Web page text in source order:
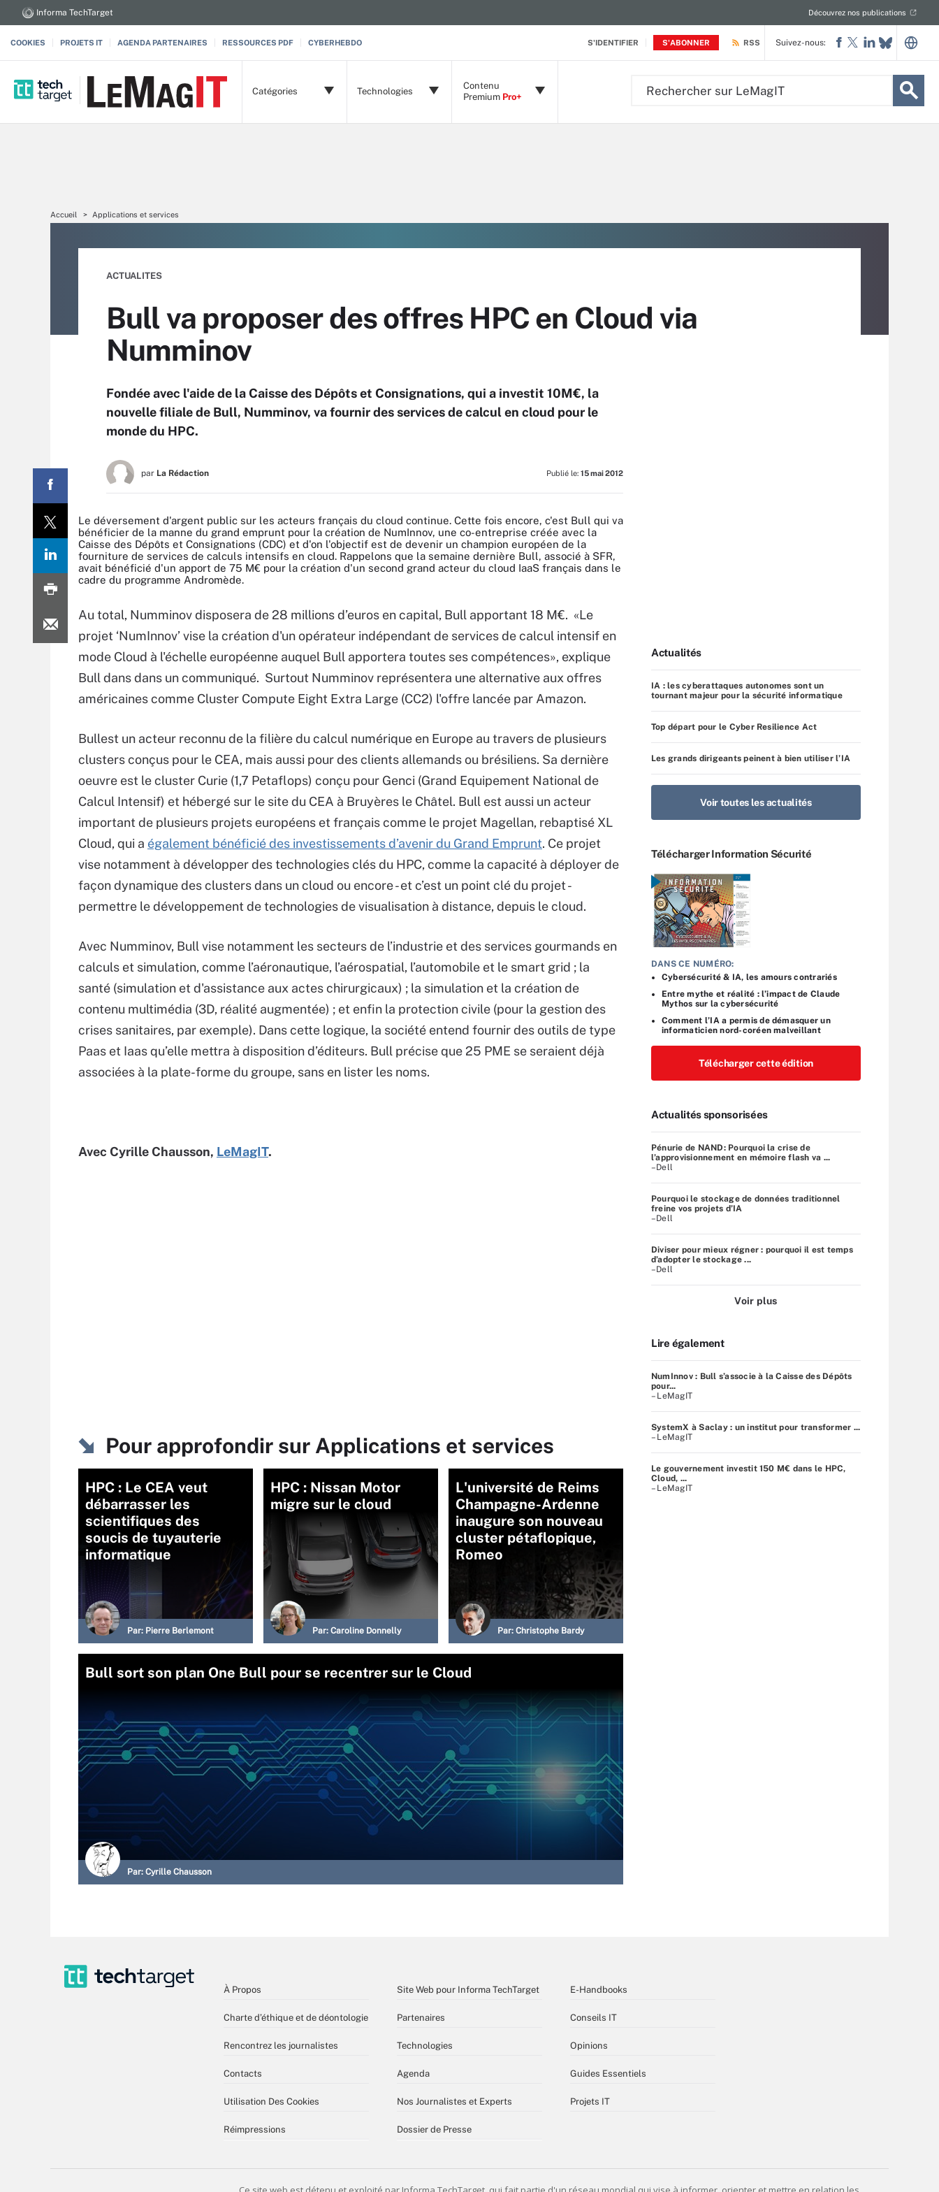
S'IDENTIFIER S'ABONNER
Informa TechTarget Découvrez nos publications
COOKIES PROJETS IT AGENDA PARTENAIRES RESSOURCES PDF CYBERHEBDO RSS
Catégories Technologies
Contenu
Premium Pro+
Suivez-nous:
Accueil Applications et services
ACTUALITES
Bull va proposer des offres HPC en Cloud via
Numminov
Fondée avec l'aide de la Caisse des Dépôts et Consignations, qui a investit 10M€, la
nouvelle filiale de Bull, Numminov, va fournir des services de calcul en cloud pour le
monde du HPC.
par La Rédaction Publié le: 15 mai 2012
Le déversement d'argent public sur les acteurs français du cloud continue. Cette fois encore, c'est Bull qui va
bénéficier de la manne du grand emprunt pour la création de NumInnov, une co-entreprise créée avec la
Caisse des Dépôts et Consignations (CDC) et d'on l'objectif est de devenir un champion européen de la
fourniture de services de calculs intensifs en cloud. Rappelons que la semaine dernière Bull, associé à SFR,
avait bénéficié d'un apport de 75 M€ pour la création d'un second grand acteur du cloud IaaS français dans le
cadre du programme Andromède.
Au total, Numminov disposera de 28 millions d’euros en capital, Bull apportant 18 M€. «Le
projet ‘NumInnov’ vise la création d'un opérateur indépendant de services de calcul intensif en
mode Cloud à l'échelle européenne auquel Bull apportera toutes ses compétences», explique
Bull dans dans un communiqué. Surtout Numminov représentera une alternative aux offres
américaines comme Cluster Compute Eight Extra Large (CC2) l'offre lancée par Amazon.
Bullest un acteur reconnu de la filière du calcul numérique en Europe au travers de plusieurs
clusters conçus pour le CEA, mais aussi pour des clients allemands ou brésiliens. Sa dernière
oeuvre est le cluster Curie (1,7 Petaflops) conçu pour Genci (Grand Equipement National de
Calcul Intensif) et hébergé sur le site du CEA à Bruyères le Châtel. Bull est aussi un acteur
important de plusieurs projets européens et français comme le projet Magellan, rebaptisé XL
Cloud, qui a également bénéficié des investissements d’avenir du Grand Emprunt. Ce projet
vise notamment à développer des technologies clés du HPC, comme la capacité à déployer de
façon dynamique des clusters dans un cloud ou encore - et c’est un point clé du projet -
permettre le développement de technologies de visualisation à distance, depuis le cloud.
Avec Numminov, Bull vise notamment les secteurs de l’industrie et des services gourmands en
calculs et simulation, comme l’aéronautique, l’aérospatial, l’automobile et le smart grid ; la
santé (simulation et d'assistance aux actes chirurgicaux) ; la simulation et la création de
contenu multimédia (3D, réalité augmentée) ; et enfin la protection civile (pour la gestion des
crises sanitaires, par exemple). Dans cette logique, la société entend fournir des outils de type
Paas et Iaas qu’elle mettra à disposition d’éditeurs. Bull précise que 25 PME se seraient déjà
associées à la plate-forme du groupe, sans en lister les noms.
Avec Cyrille Chausson, LeMagIT.
Pour approfondir sur Applications et services
HPC : Le CEA veut
débarrasser les
scientifiques des
soucis de tuyauterie
informatique
Par: Pierre Berlemont
HPC : Nissan Motor
migre sur le cloud
Par: Caroline Donnelly
L'université de Reims
Champagne-Ardenne
inaugure son nouveau
cluster pétaflopique,
Romeo
Par: Christophe Bardy
Bull sort son plan One Bull pour se recentrer sur le Cloud
Par: Cyrille Chausson
Actualités
IA : les cyberattaques autonomes sont un
tournant majeur pour la sécurité informatique
Top départ pour le Cyber Resilience Act
Les grands dirigeants peinent à bien utiliser l’IA
Voir toutes les actualités
Télécharger Information Sécurité
DANS CE NUMÉRO:
Cybersécurité & IA, les amours contrariés
Entre mythe et réalité : l’impact de Claude
Mythos sur la cybersécurité
Comment l’IA a permis de démasquer un
informaticien nord-coréen malveillant
Télécharger cette édition
Actualités sponsorisées
Pénurie de NAND: Pourquoi la crise de
l’approvisionnement en mémoire flash va ...
–Dell
Pourquoi le stockage de données traditionnel
freine vos projets d’IA
–Dell
Diviser pour mieux régner : pourquoi il est temps
d’adopter le stockage ...
–Dell
Voir plus
Lire également
NumInnov : Bull s’associe à la Caisse des Dépôts
pour...
– LeMagIT
SystemX à Saclay : un institut pour transformer ...
– LeMagIT
Le gouvernement investit 150 M€ dans le HPC,
Cloud, ...
– LeMagIT
À Propos
Charte d’éthique et de déontologie
Rencontrez les journalistes
Contacts
Utilisation Des Cookies
Réimpressions
Site Web pour Informa TechTarget
Partenaires
Technologies
Agenda
Nos Journalistes et Experts
Dossier de Presse
E-Handbooks
Conseils IT
Opinions
Guides Essentiels
Projets IT